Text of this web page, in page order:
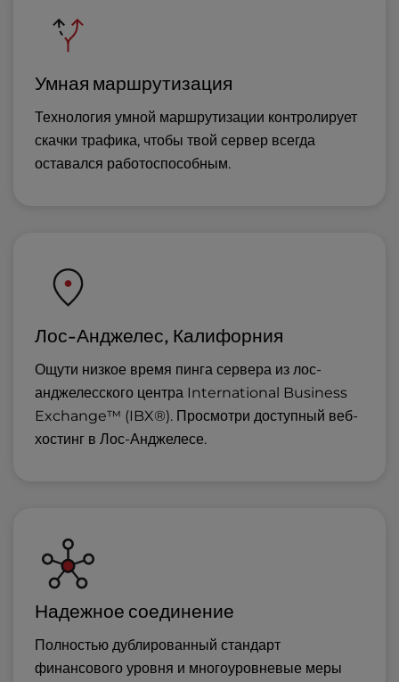
Умная маршрутизация
Технология умной маршрутизации контролирует
скачки трафика, чтобы твой сервер всегда
оставался работоспособным.
Лос-Анджелес, Калифорния
Ощути низкое время пинга сервера из лос-
анджелесского центра International Business
Exchange™ (IBX®). Просмотри доступный веб-
хостинг в Лос-Анджелесе.
Надежное соединение
Полностью дублированный стандарт
финансового уровня и многоуровневые меры